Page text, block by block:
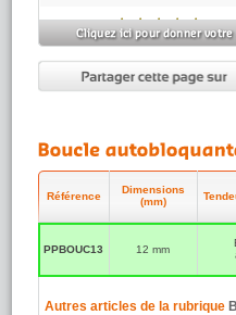
Anonyme
5/5
Expédition rapide et soignée
A recommander
/5
bonne qualité, dimensions correctes
5
Référence
Dimensions
(mm)
PPBOUC13 12 mm
Autres articles de la rubrique